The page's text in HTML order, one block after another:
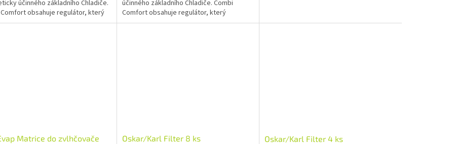
účinného základního Chladiče.
obsahuje regulátor, který
řídí...
účinného základního Chladiče. Combi
Comfort obsahuje regulátor, který
automaticky řídí vlhkost...
Matrice do zvlhčovače Oskar/Karl Filter 8 ks Oskar/Karl Filter 4 ks